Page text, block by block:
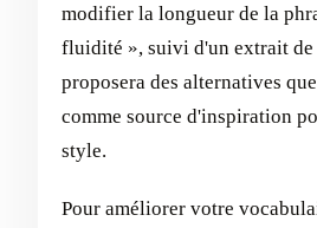
modifier la longueur de la
fluidité », suivi d'un extrait
proposera des alternatives
comme source d'inspiration
style.
Pour améliorer votre